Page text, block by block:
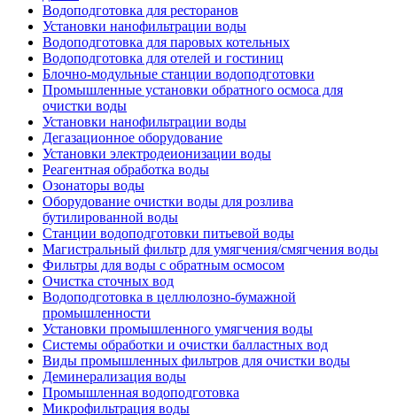
Водоподготовка для ресторанов
Установки нанофильтрации воды
Водоподготовка для паровых котельных
Водоподготовка для отелей и гостиниц
Блочно-модульные станции водоподготовки
Промышленные установки обратного осмоса для
очистки воды
Установки нанофильтрации воды
Дегазационное оборудование
Установки электродеионизации воды
Реагентная обработка воды
Озонаторы воды
Оборудование очистки воды для розлива
бутилированной воды
Станции водоподготовки питьевой воды
Магистральный фильтр для умягчения/смягчения воды
Фильтры для воды с обратным осмосом
Очистка сточных вод
Водоподготовка в целлюлозно-бумажной
промышленности
Установки промышленного умягчения воды
Системы обработки и очистки балластных вод
Виды промышленных фильтров для очистки воды
Деминерализация воды
Промышленная водоподготовка
Микрофильтрация воды